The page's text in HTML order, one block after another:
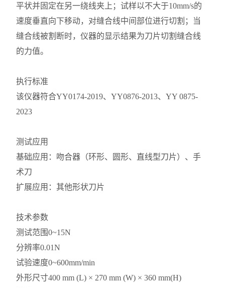
平状并固定在另一绕线夹上；试样以不大于10mm/s的
速度垂直向下移动，对缝合线中间部位进行切割；当
缝合线被割断时，仪器的显示结果为刀片切割缝合线
的力值。
执行标准
该仪器符合YY0174-2019、YY0876-2013、YY 0875-
2023
测试应用
基础应用：吻合器（环形、圆形、直线型刀片）、手
术刀
扩展应用：其他形状刀片
技术参数
测试范围0~15N
分辨率0.01N
试验速度0~600mm/min
外形尺寸400 mm (L) × 270 mm (W) × 360 mm(H)